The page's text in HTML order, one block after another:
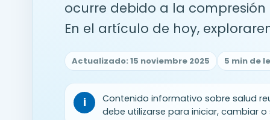
ocurre debido a la compresión
En el artículo de hoy,
Actualizado: 15 noviembre 2025 5 min de
i
Contenido informativo sobre salud
debe utilizarse para iniciar, cambiar